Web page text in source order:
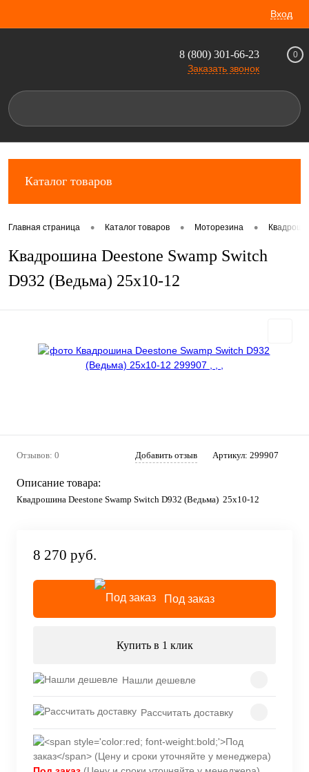
Вход
8 (800) 301-66-23
Заказать звонок
0
Каталог товаров
Главная страница • Каталог товаров • Моторезина •
Квадрошина Deestone Swamp Switch
D932 (Ведьма) 25x10-12
Отзывов: 0 Добавить отзыв Артикул: 299907
Описание товара:
Квадрошина Deestone Swamp Switch D932 (Ведьма) 25x10-12
8 270 руб.
Под заказ
Купить в 1 клик
Нашли дешевле
Рассчитать доставку